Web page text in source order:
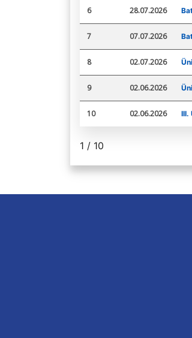
6 28.07.2026
7 07.07.2026
8 02.07.2026
9 02.06.2026
10 02.06.2026 III.
1 / 10